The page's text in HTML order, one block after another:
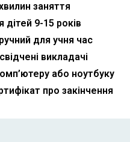
заняття
дітей 9-15 років
для учня час
викладачі
або ноутбуку
про закінчення